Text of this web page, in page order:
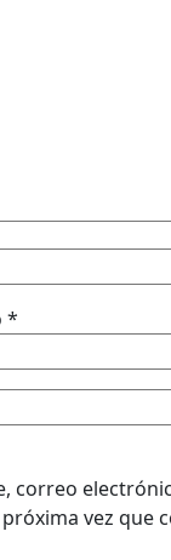
*
correo
vez que